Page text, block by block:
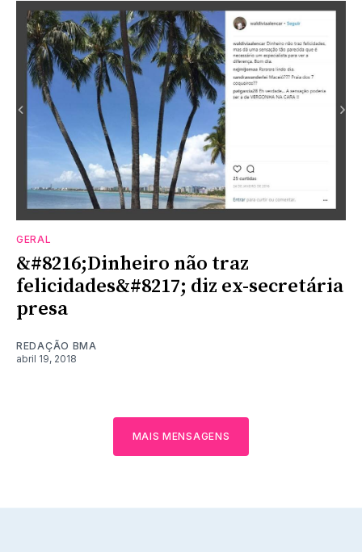
GERAL
&#8216;Dinheiro não traz
felicidades&#8217; diz ex-secretária
presa
REDAÇÃO BMA
abril 19, 2018
MAIS MENSAGENS